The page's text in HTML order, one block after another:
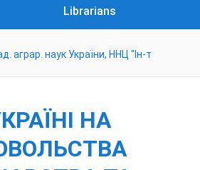
Librarians
аграр. наук України, ННЦ "Ін-т
НА